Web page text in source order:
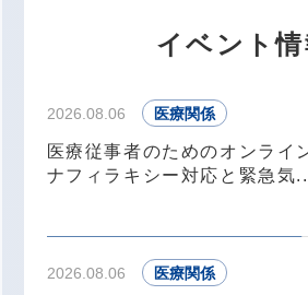
イベント情
2026.08.06 医療関係
医療従事者のためのオンライ
ナフィラキシー対応と緊急気
2026.08.06 医療関係